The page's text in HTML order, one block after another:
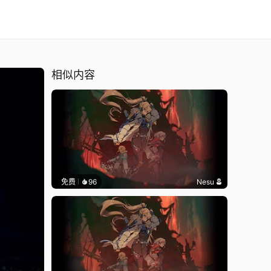
相似内容
免费 96 Nesu